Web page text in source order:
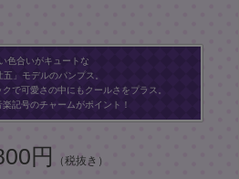
色合いがキュートな
五」モデルのパンプス。
で可愛さの中にもクールさをプラス。
記号のチャームがポイント！
円 （税抜き）